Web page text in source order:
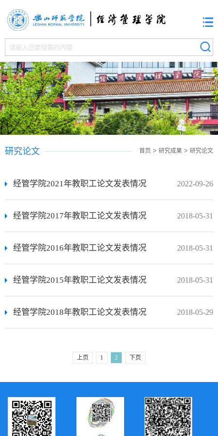
首页 > 研究成果 > 研究论文
研究论文
经管学院2021年教职工论文发表情况 2022-09-26
经管学院2017年教职工论文发表情况 2018-05-31
经管学院2016年教职工论文发表情况 2018-05-31
经管学院2015年教职工论文发表情况 2018-05-31
经管学院2018年教职工论文发表情况 2018-05-29
上页 1 2 下页